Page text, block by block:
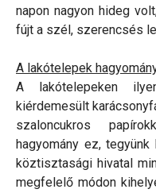
napon nagyon hideg
fújt a szél, szerencsés
A lakótelepek
A lakótelepeken
kiérdemesült
szaloncukros
hagyomány ez,
köztisztasági hivatal
megfelelő módon